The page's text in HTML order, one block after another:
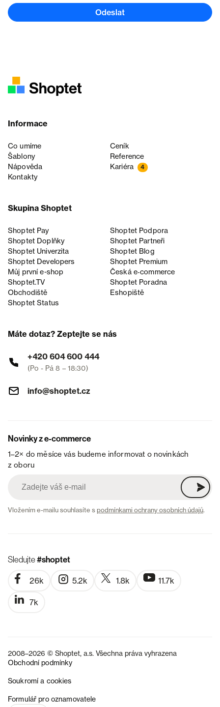
Odeslat
Informace
Co umíme
Ceník
Šablony
Reference
Nápověda
Kariéra 4
Kontakty
Skupina Shoptet
Shoptet Pay
Shoptet Podpora
Shoptet Doplňky
Shoptet Partneři
Shoptet Univerzita
Shoptet Blog
Shoptet Developers
Shoptet Premium
Můj první e-shop
Česká e‑commerce
Shoptet.TV
Shoptet Poradna
Obchodiště
Eshopiště
Shoptet Status
Máte dotaz? Zeptejte se nás
+420 604 600 444
(Po - Pá 8 – 18:30)
info@shoptet.cz
Novinky z e-commerce
1–2× do měsíce vás budeme informovat o novinkách
z oboru
Vložením e-mailu souhlasíte spodmínkami ochrany osobních údajů.
Sledujte#shoptet
26k 5.2k 1.8k 11.7k
7k
2008–2026 © Shoptet, a.s. Všechna práva vyhrazena
Obchodní podmínky
Soukromí a cookies
Formulář pro oznamovatele